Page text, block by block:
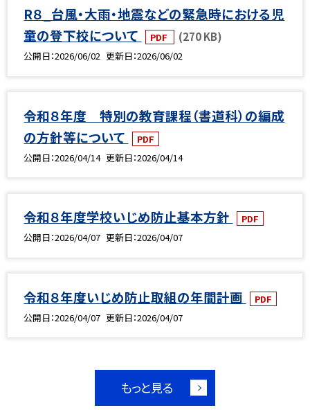
R８_台風・大雨・地震などの緊急時における児
童の登下校について
PDF (270 KB)
公開日 2026/06/02 更新日 2026/06/02
令和８年度 特別の教育課程（書道科）の編成
の方針等について
PDF
公開日 2026/04/14 更新日 2026/04/14
令和８年度学校いじめ防止基本方針
PDF
公開日 2026/04/07 更新日 2026/04/07
令和８年度いじめ防止取組の年間計画
PDF
公開日 2026/04/07 更新日 2026/04/07
もっと見る